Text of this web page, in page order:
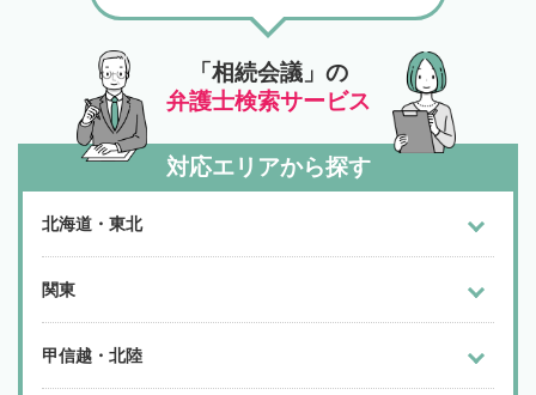
「相続会議」の
弁護士検索サービス
対応エリアから探す
北海道・東北
関東
甲信越・北陸